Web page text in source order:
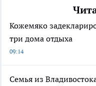
Кожемяко
три дома отдыха
09:14
Семья из